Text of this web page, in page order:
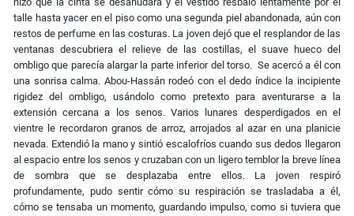
talle hasta yacer en el piso como una segunda piel abandonada, aún con
restos de perfume en las costuras. La joven dejó que el resplandor de las
ventanas descubriera el relieve de las costillas, el suave hueco del
ombligo que parecía alargar la parte inferior del torso. Se acercó a él con
una sonrisa calma. Abou-Hassán rodeó con el dedo índice la incipiente
rigidez del ombligo, usándolo como pretexto para aventurarse a la
extensión cercana a los senos. Varios lunares desperdigados en el
vientre le recordaron granos de arroz, arrojados al azar en una planicie
nevada. Extendió la mano y sintió escalofríos cuando sus dedos llegaron
al espacio entre los senos y cruzaban con un ligero temblor la breve línea
de sombra que se desplazaba entre ellos. La joven respiró
profundamente, pudo sentir cómo su respiración se trasladaba a él,
cómo se tensaba un momento, guardando impulso, como si tuviera que